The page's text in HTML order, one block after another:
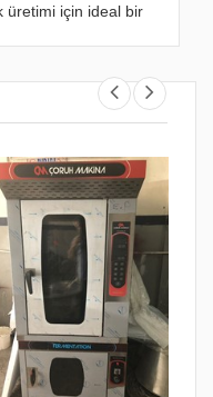
üretimi için ideal bir